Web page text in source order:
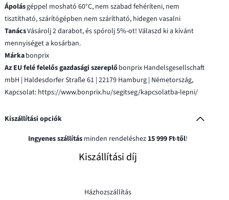
Ápolásgéppel mosható 60°C, nem szabad fehéríteni, nem
tisztítható, szárítógépben nem szárítható, hidegen vasalni
TanácsVásárolj 2 darabot, és spórolj 5%-ot! Válaszd ki a kívánt
mennyiséget a kosárban.
Márkabonprix
Az EU felé felelős gazdasági szereplőbonprix Handelsgesellschaft
mbH | Haldesdorfer Straße 61 | 22179 Hamburg | Németország,
Kapcsolat: https://www.bonprix.hu/segitseg/kapcsolatba-lepni/
Kiszállítási opciók
Ingyenes szállításminden rendeléshez 15 999 Ft-től!
Kiszállítási díj
Házhozszállítás